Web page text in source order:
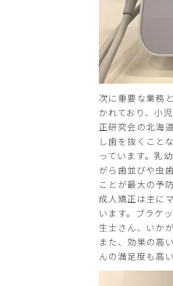
次に重要な業務
かれており、小
正研究会の北海
し歯を抜くこと
っています。乳
がら歯並びや虫
ことが最大の予
成人矯正は主に
います。ブラケ
生士さん、いか
また、効果の高
んの満足度も高い